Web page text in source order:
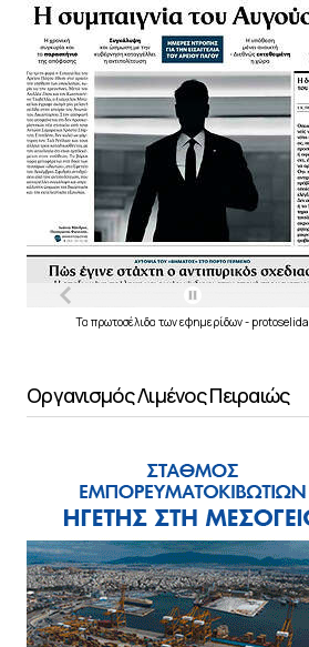
Τα πρωτοσέλιδα τωνεφημερίδων- protoselida
Οργανισμός Λιμένος Πειραιώς